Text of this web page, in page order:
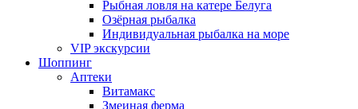
Рыбная ловля на катере Белуга
Озёрная рыбалка
Индивидуальная рыбалка на море
VIP экскурсии
Шоппинг
Аптеки
Витамакс
Змеиная ферма